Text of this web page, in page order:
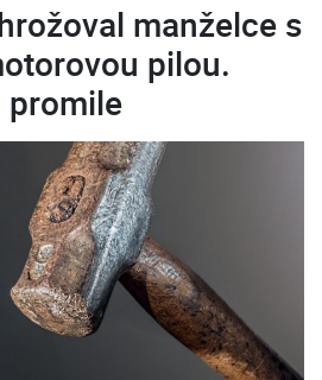
manželce s
pilou.
promile